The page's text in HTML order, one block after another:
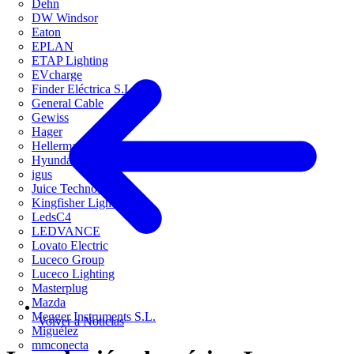
Dehn
DW Windsor
Eaton
EPLAN
ETAP Lighting
EVcharge
Finder Eléctrica S.L.U
General Cable
Gewiss
Hager
HellermannTyton
Hyundai Electric
igus
Juice Technology
Kingfisher Lighting
LedsC4
LEDVANCE
Lovato Electric
Luceco Group
Luceco Lighting
Masterplug
Mazda
Megger Instruments S.L.
Miguélez
mmconecta
Volver a Noticias